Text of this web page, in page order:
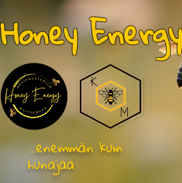
Honey Energy
…enemmän kuin
hunajaa